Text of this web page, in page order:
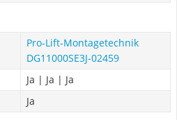
Pro-Lift-Montagetechnik
DG11000SE3J-02459
Ja | Ja | Ja
Ja